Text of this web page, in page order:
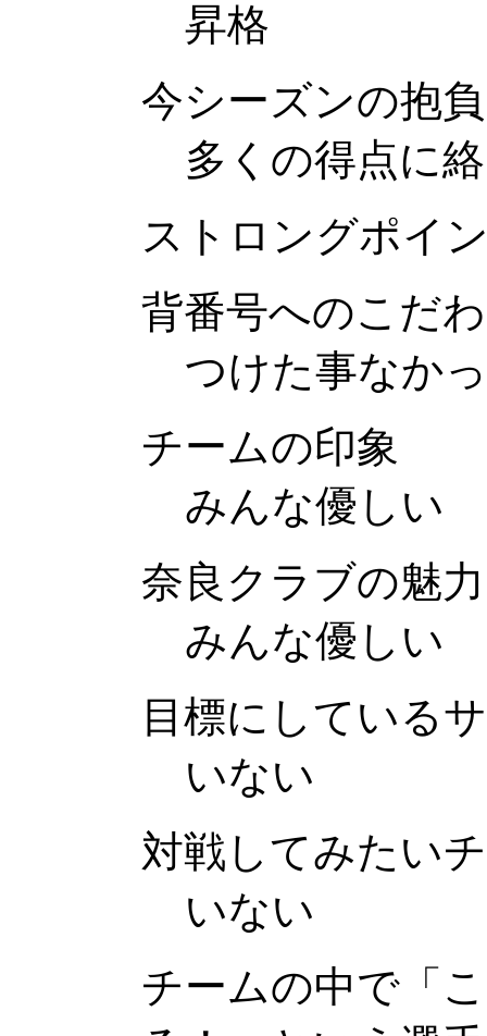
昇格
今シーズンの抱
多くの得点に
ストロングポイ
背番号へのこだ
つけた事なか
チームの印象
みんな優しい
奈良クラブの魅力
みんな優しい
目標にしている
いない
対戦してみたい
いない
チームの中で「